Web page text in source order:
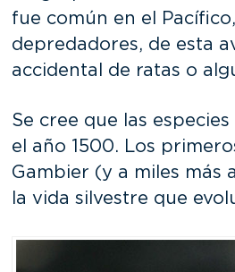
fue común en el
depredadores, de esta
accidental de ratas o
Se cree que las
el año 1500. Los
Gambier (y a miles más
la vida silvestre que